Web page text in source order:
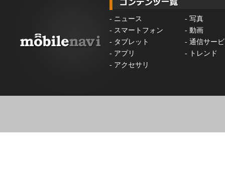
- ニュース - 写真
- スマートフォン - 動画
- タブレット - 通信サー
- アプリ -
トレンド
- アクセサリ